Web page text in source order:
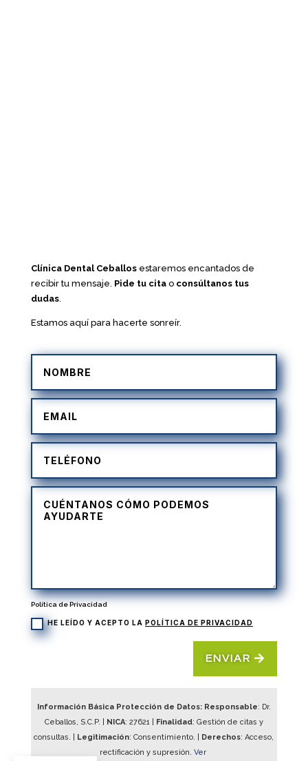
Clínica Dental Ceballosestaremos encantados de
recibir tu mensaje. Pide tu citao consúltanos tus
dudas.
Estamos aquí para hacerte sonreír.
Política de Privacidad
HE LEÍDO Y ACEPTO LA POLÍTICA DE PRIVACIDAD
ENVIAR
Información Básica Protección de Datos: Responsable: Dr.
Ceballos, S.C.P. |
NICA: 27621| Finalidad: Gestión de citas y
consultas. |
Legitimación: Consentimiento. | Derechos: Acceso,
rectificación y supresión. Ver